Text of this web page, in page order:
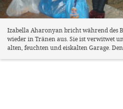
Izabella Aharonyan bricht während des
wieder in Tränen aus. Sie ist verwitwet
alten, feuchten und eiskalten Garage.